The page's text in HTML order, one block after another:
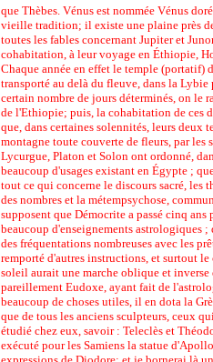
que Thèbes. Vénus est nommée Vénus
vieille tradition; il existe une plaine près
toutes les fables concernant Jupiter et
cohabitation, à leur voyage en Éthiopie,
Chaque année en effet le temple (portatif)
transporté au delà du fleuve, dans la Lybie
certain nombre de jours déterminés, on le
de l'Ethiopie; puis, la cohabitation de ces
que, dans certaines solennités, leurs deux
montagne toute couverte de fleurs, par les
Lycurgue, Platon et Solon ont ordonné,
beaucoup d'usages existant en Égypte ;
tout ce qui concerne le discours sacré, les
des nombres et la métempsychose,
supposent que Démocrite a passé cinq
beaucoup d'enseignements astrologiques
des fréquentations nombreuses avec les
remporté d'autres instructions, et surtout
soleil aurait une marche oblique et inverse
pareillement Eudoxe, ayant fait de
beaucoup de choses utiles, il en dota la
que de tous les anciens sculpteurs, ceux
étudié chez eux, savoir : Teleclès et
exécuté pour les Samiens la statue